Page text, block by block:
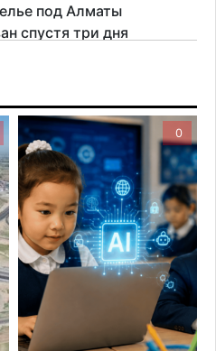
под Алматы
спустя три дня
фото тигра возле села
180
Центральной Азии в
242
выпуск экологичного
проект
180
0